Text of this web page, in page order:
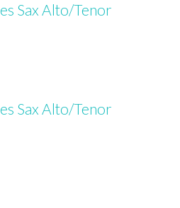
Sax Alto/Tenor
Sax Alto/Tenor